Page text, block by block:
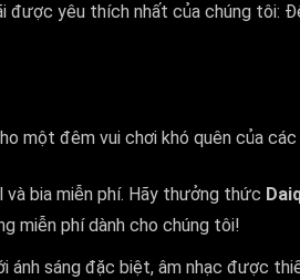
yêu thích nhất của chúng tôi:
một đêm vui chơi khó quên của
bia miễn phí. Hãy thưởng thức
miễn phí dành cho chúng tôi!
ánh sáng đặc biệt, âm nhạc được